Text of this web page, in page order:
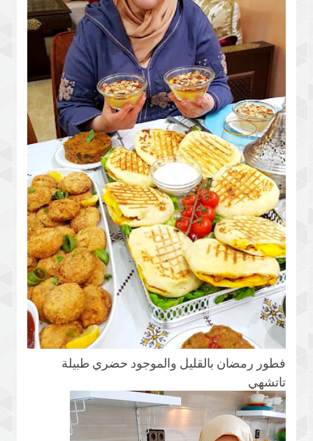
فطور رمضان بالقليل والموجود حضري طبيلة
تاتشهي